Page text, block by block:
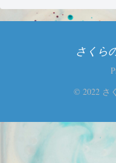
さくら
© 2022 さ